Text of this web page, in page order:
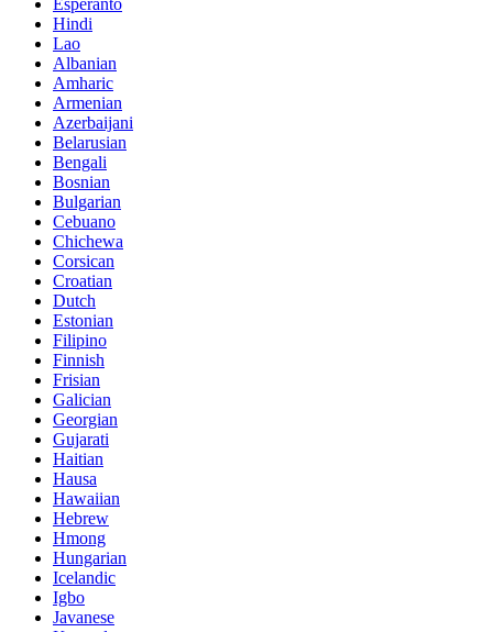
Esperanto
Hindi
Lao
Albanian
Amharic
Armenian
Azerbaijani
Belarusian
Bengali
Bosnian
Bulgarian
Cebuano
Chichewa
Corsican
Croatian
Dutch
Estonian
Filipino
Finnish
Frisian
Galician
Georgian
Gujarati
Haitian
Hausa
Hawaiian
Hebrew
Hmong
Hungarian
Icelandic
Igbo
Javanese